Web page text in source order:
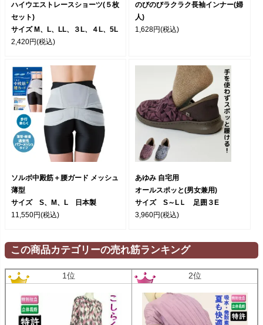
ハイウエストレースショーツ(５枚
セット)
サイズ M、L、LL、３L、４L、5L
2,420円(税込)
のびのびラクラク長袖インナー(婦
人)
1,628円(税込)
ソルボ中殿筋＋腰ガード メッシュ
薄型
サイズ S、M、L 日本製
11,550円(税込)
あゆみ 自宅用
オールスポッと(男女兼用)
サイズ S～LＬ 足囲３E
3,960円(税込)
この商品カテゴリーの売れ筋ランキング
1位 2位